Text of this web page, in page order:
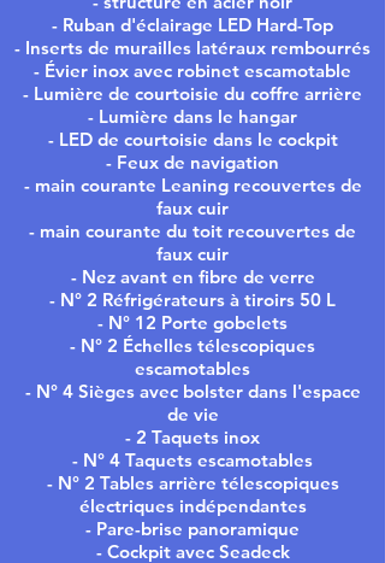
- Ruban d'éclairage LED Hard-Top
- Inserts de murailles latéraux rembourrés
- Évier inox avec robinet escamotable
- Lumière de courtoisie du coffre arrière
- Lumière dans le hangar
- LED de courtoisie dans le cockpit
- Feux de navigation
- main courante Leaning recouvertes de
faux cuir
- main courante du toit recouvertes de
faux cuir
- Nez avant en fibre de verre
- N° 2 Réfrigérateurs à tiroirs 50 L
- N° 12 Porte gobelets
- N° 2 Échelles télescopiques
escamotables
- N° 4 Sièges avec bolster dans l'espace
de vie
- 2 Taquets inox
- N° 4 Taquets escamotables
- N° 2 Tables arrière télescopiques
électriques indépendantes
- Pare-brise panoramique
- Cockpit avec Seadeck